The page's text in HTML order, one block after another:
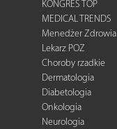
KONGRES TOP
MEDICAL TRENDS
Menedżer Zdrowia
Lekarz POZ
Choroby rzadkie
Dermatologia
Diabetologia
Onkologia
Neurologia